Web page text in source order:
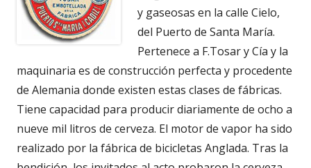
y gaseosas en la calle Cielo,
del Puerto de Santa María.
Pertenece a F.Tosar y Cía y la
maquinaria es de construcción perfecta y procedente
de Alemania donde existen estas clases de fábricas.
Tiene capacidad para producir diariamente de ocho a
nueve mil litros de cerveza. El motor de vapor ha sido
realizado por la fábrica de bicicletas Anglada. Tras la